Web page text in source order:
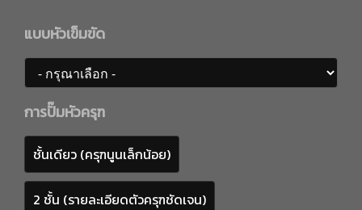
แบบหัวเข็มขัด
การปั๊มหัวครุฑ
ชั้นเดียว (ครุฑนูนเล็กน้อย)
2 ชั้น (รายละเอียดตัวครุฑชัดเจน)